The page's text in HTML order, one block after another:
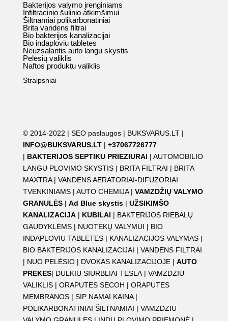
Bakterijos valymo įrenginiams
Infiltracinio šulinio atkimšimui
Šiltnamiai polikarbonatiniai
Brita vandens filtrai
Bio bakterijos kanalizacijai
Bio indaploviu tabletes
Neuzsalantis auto langu skystis
Pelėsių valiklis
Naftos produktu valiklis
Straipsniai
© 2014-2022 | SEO paslaugos| BUKSVARUS.LT|
INFO@BUKSVARUS.LT| +37067726777
| BAKTERIJOS SEPTIKU PRIEZIURAI | AUTOMOBILIO
LANGU PLOVIMO SKYSTIS| BRITA FILTRAI | BRITA
MAXTRA| VANDENS AERATORIAI-DIFUZORIAI
TVENKINIAMS| AUTO CHEMIJA| VAMZDŽIŲ VALYMO
GRANULĖS| Ad Blue skystis| UŽSIKIMŠO
KANALIZACIJA| KUBILAI | BAKTERIJOS RIEBALŲ
GAUDYKLĖMS| NUOTEKŲ VALYMUI | BIO
INDAPLOVIU TABLETES| KANALIZACIJOS VALYMAS|
BIO BAKTERIJOS KANALIZACIJAI | VANDENS FILTRAI
| NUO PELĖSIO| DVOKAS KANALIZACIJOJE| AUTO
PREKES| DULKIU SIURBLIAI TESLA| VAMZDZIU
VALIKLIS| ORAPUTES SECOH | ORAPUTES
MEMBRANOS| SIP NAMAI KAINA|
POLIKARBONATINIAI ŠILTNAMIAI | VAMZDZIU